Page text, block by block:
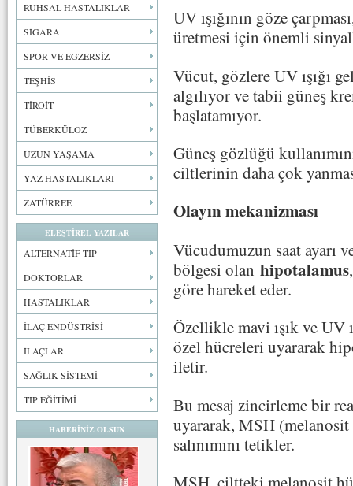
RUHSAL HASTALIKLAR
SİGARA
SPOR VE EGZERSİZ
TEŞHİS
TİROİT
TÜBERKÜLOZ
UZUN YAŞAMA
YAZ HASTALIKLARI
ZATÜRREE
ELEŞTİREL YAZILAR
ALTERNATİF TIP
DOKTORLAR
HASTALIKLAR
İLAÇ ENDÜSTRİSİ
İLAÇLAR
SAĞLIK SİSTEMİ
TIP EĞİTİMİ
HABERİNİZ OLSUN
UV ışığının göze
üretmesi için önemli
Vücut, gözlere UV ışığı
algılıyor ve tabii güneş
başlatamıyor.
Güneş gözlüğü
ciltlerinin daha çok
Olayın mekanizması
Vücudumuzun saat ayarı
bölgesi olan hipotalamus
göre hareket eder.
Özellikle mavi ışık ve UV
özel hücreleri uyararak
iletir.
Bu mesaj zincirleme bir
uyararak, MSH
salınımını tetikler.